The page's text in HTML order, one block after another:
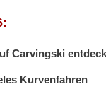
:
Carvingski
Kurvenfahren